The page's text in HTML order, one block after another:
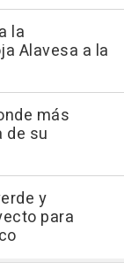
la
Alavesa a la
más
de su
y
para